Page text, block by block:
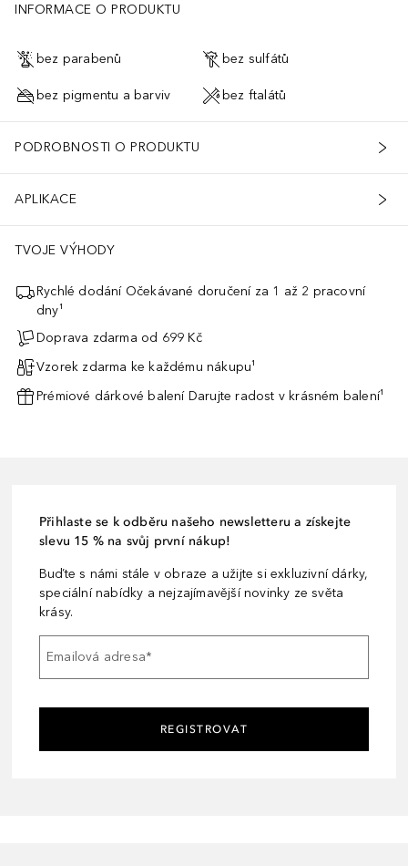
INFORMACE O PRODUKTU
bez parabenů bez sulfátů
bez pigmentu a barviv bez ftalátů
PODROBNOSTI O PRODUKTU
APLIKACE
TVOJE VÝHODY
Rychlé dodání Očekávané doručení za 1 až 2 pracovní
dny¹
Doprava zdarma od 699 Kč
Vzorek zdarma ke každému nákupu¹
Prémiové dárkové balení Darujte radost v krásném balení¹
Přihlaste se k odběru našeho newsletteru a získejte
slevu 15 % na svůj první nákup!
Buďte s námi stále v obraze a užijte si exkluzivní dárky,
speciální nabídky a nejzajímavější novinky ze světa
krásy.
Emailová adresa*
REGISTROVAT